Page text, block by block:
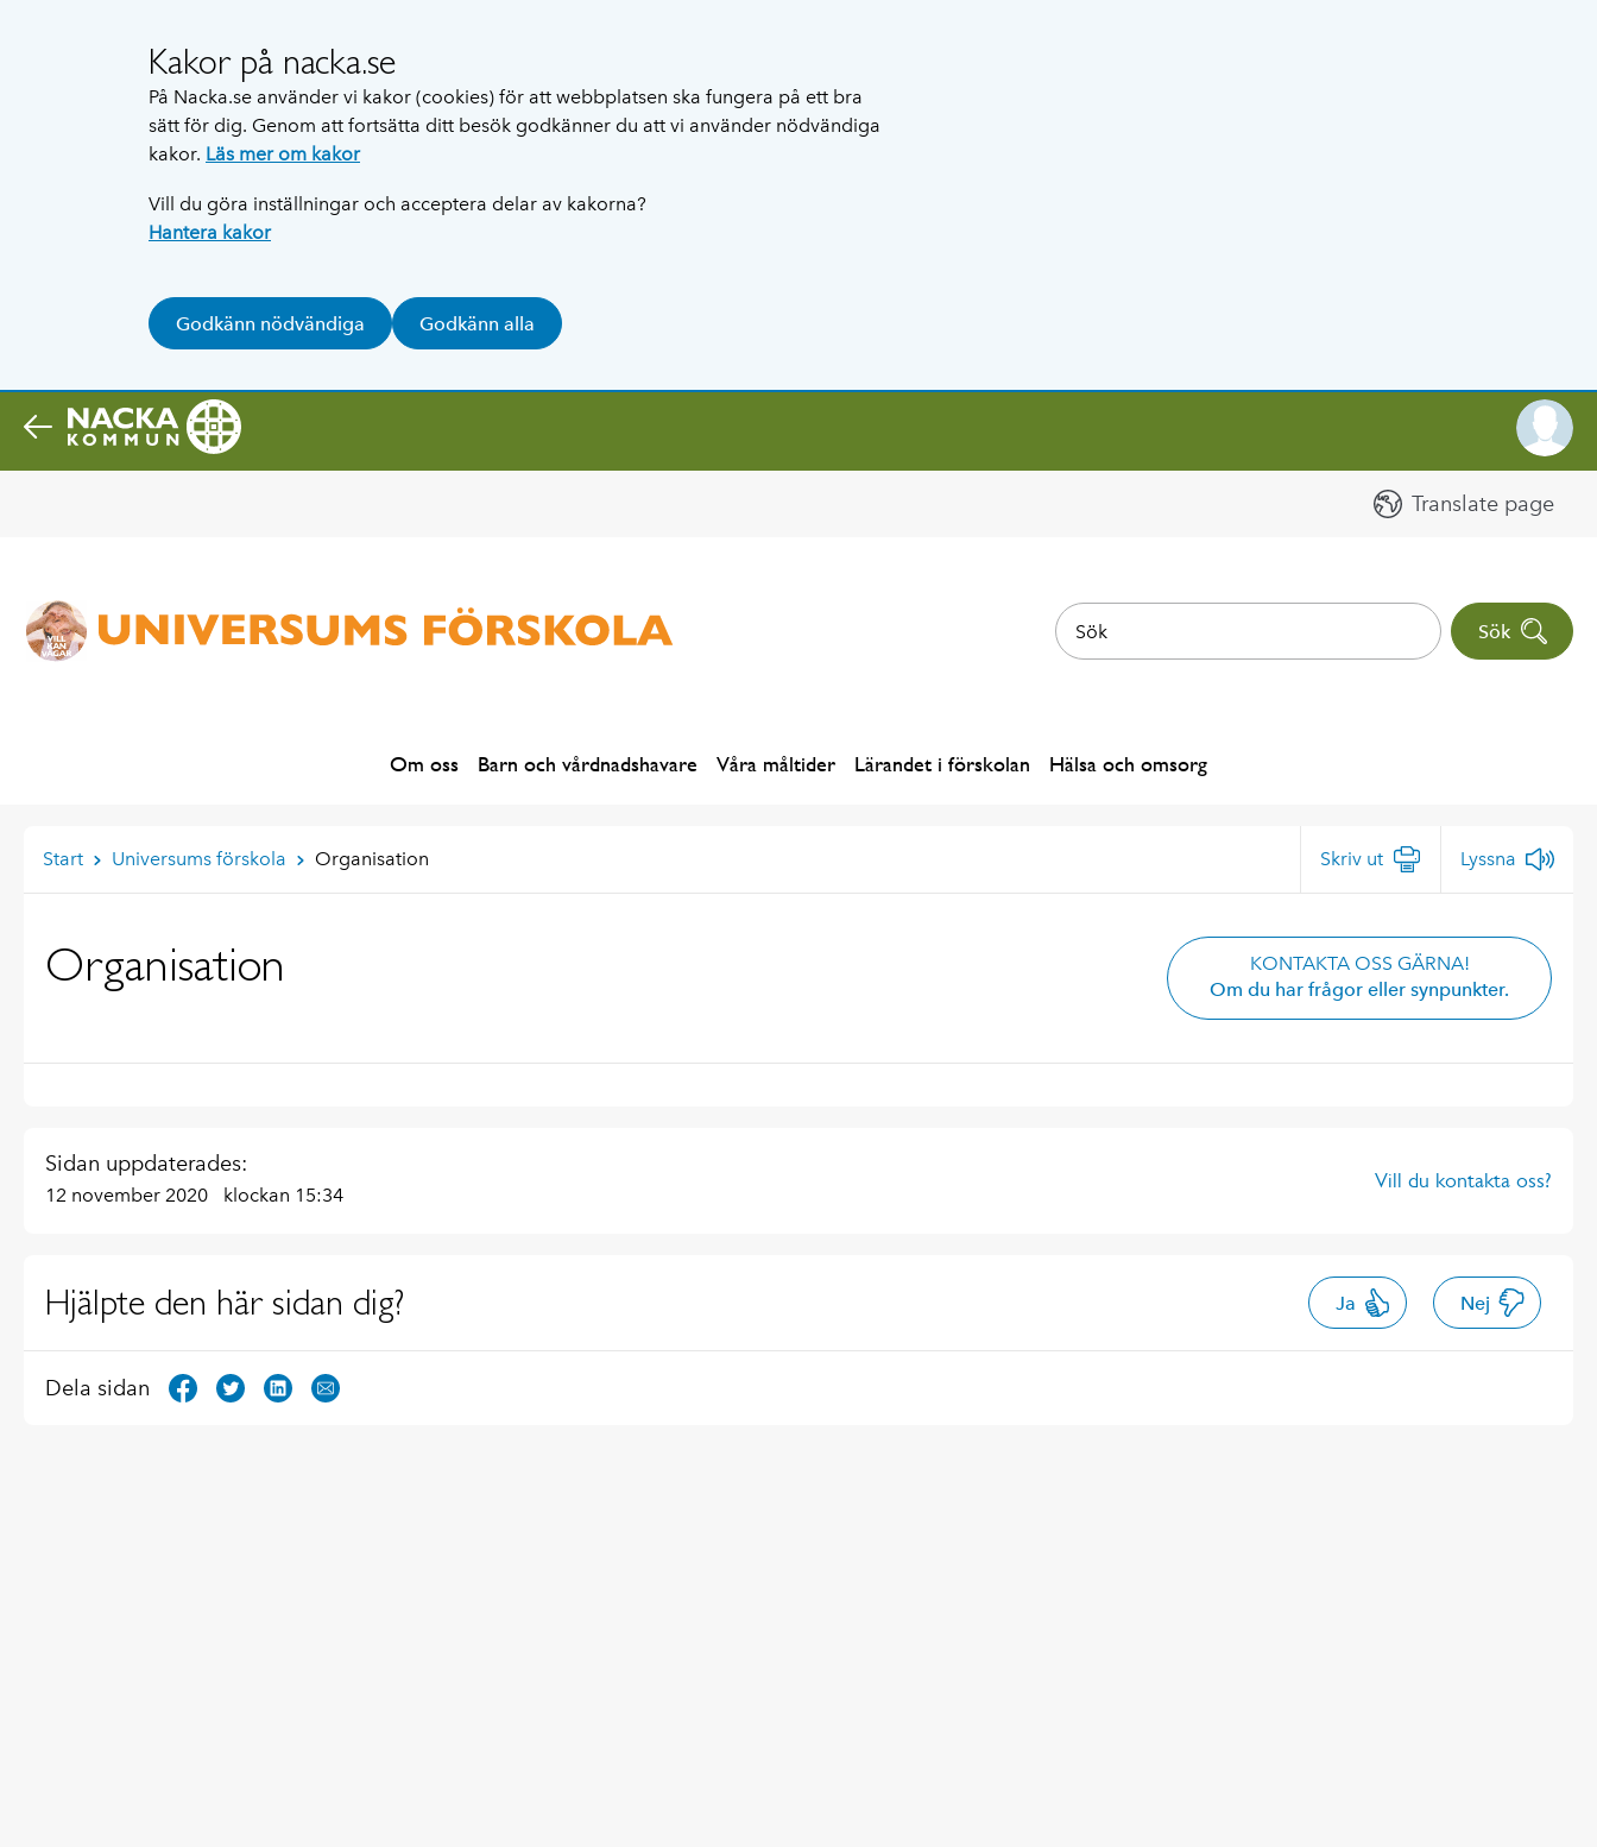
Kakor på nacka.se
På Nacka.se använder vi kakor (cookies) för att webbplatsen ska fungera på ett bra
sätt för dig. Genom att fortsätta ditt besök godkänner du att vi använder nödvändiga
kakor. Läs mer om kakor
Vill du göra inställningar och acceptera delar av kakorna?
Hantera kakor
Godkänn nödvändiga Godkänn alla
Translate page
Sök
Om oss Barn och vårdnadshavare Våra måltider Lärandet i förskolan Hälsa och omsorg
Start Universums förskola Organisation Skriv ut Lyssna
Organisation
KONTAKTA OSS GÄRNA!
Om du har frågor eller synpunkter.
Sidan uppdaterades:
12 november 2020 klockan 15:34
Vill du kontakta oss?
Hjälpte den här sidan dig? Ja Nej
Dela sidan